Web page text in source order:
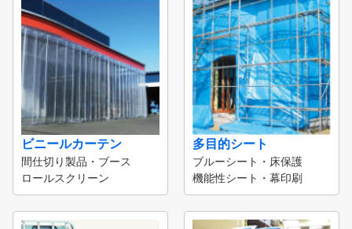
ビニールカーテン
間仕切り製品・ブース
ロールスクリーン
多目的シート
ブルーシート・床保護
機能性シート・幕印刷